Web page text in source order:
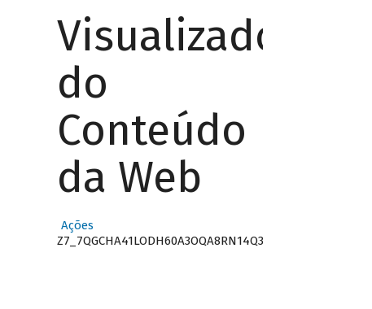
Visualizador
do
Conteúdo
da Web
Ações
Z7_7QGCHA41LODH60A3OQA8RN14Q3